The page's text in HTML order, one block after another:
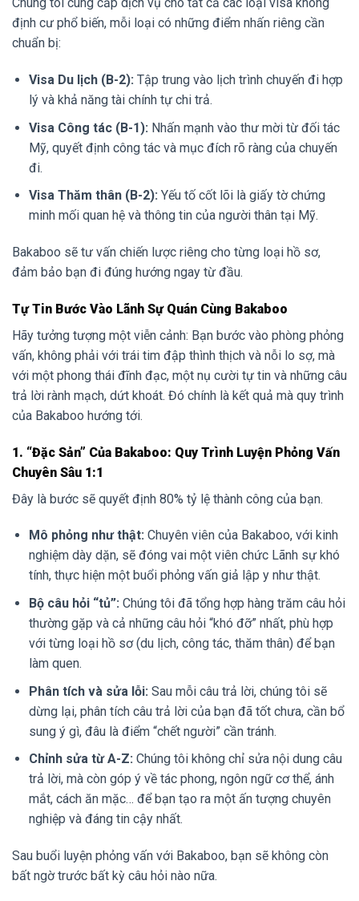
định cư phổ biến, mỗi loại có những điểm nhấn riêng cần
chuẩn bị:
Visa Du lịch (B-2): Tập trung vào lịch trình chuyến đi hợp
lý và khả năng tài chính tự chi trả.
Visa Công tác (B-1): Nhấn mạnh vào thư mời từ đối tác
Mỹ, quyết định công tác và mục đích rõ ràng của chuyến
đi.
Visa Thăm thân (B-2): Yếu tố cốt lõi là giấy tờ chứng
minh mối quan hệ và thông tin của người thân tại Mỹ.
Bakaboo sẽ tư vấn chiến lược riêng cho từng loại hồ sơ,
đảm bảo bạn đi đúng hướng ngay từ đầu.
Tự Tin Bước Vào Lãnh Sự Quán Cùng Bakaboo
Hãy tưởng tượng một viễn cảnh: Bạn bước vào phòng phỏng
vấn, không phải với trái tim đập thình thịch và nỗi lo sợ, mà
với một phong thái đĩnh đạc, một nụ cười tự tin và những câu
trả lời rành mạch, dứt khoát. Đó chính là kết quả mà quy trình
của Bakaboo hướng tới.
1. “Đặc Sản” Của Bakaboo: Quy Trình Luyện Phỏng Vấn
Chuyên Sâu 1:1
Đây là bước sẽ quyết định 80% tỷ lệ thành công của bạn.
Mô phỏng như thật: Chuyên viên của Bakaboo, với kinh
nghiệm dày dặn, sẽ đóng vai một viên chức Lãnh sự khó
tính, thực hiện một buổi phỏng vấn giả lập y như thật.
Bộ câu hỏi “tủ”: Chúng tôi đã tổng hợp hàng trăm câu hỏi
thường gặp và cả những câu hỏi “khó đỡ” nhất, phù hợp
với từng loại hồ sơ (du lịch, công tác, thăm thân) để bạn
làm quen.
Phân tích và sửa lỗi: Sau mỗi câu trả lời, chúng tôi sẽ
dừng lại, phân tích câu trả lời của bạn đã tốt chưa, cần bổ
sung ý gì, đâu là điểm “chết người” cần tránh.
Chỉnh sửa từ A-Z: Chúng tôi không chỉ sửa nội dung câu
trả lời, mà còn góp ý về tác phong, ngôn ngữ cơ thể, ánh
mắt, cách ăn mặc… để bạn tạo ra một ấn tượng chuyên
nghiệp và đáng tin cậy nhất.
Sau buổi luyện phỏng vấn với Bakaboo, bạn sẽ không còn
bất ngờ trước bất kỳ câu hỏi nào nữa.